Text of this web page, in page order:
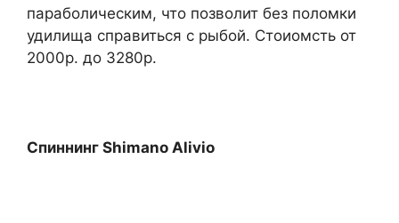
параболическим, что позволит без поломки
удилища справиться с рыбой. Стоиомсть от
2000р. до 3280р.
Спиннинг Shimano Alivio